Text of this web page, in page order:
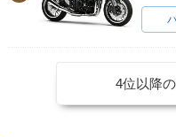
4位以降